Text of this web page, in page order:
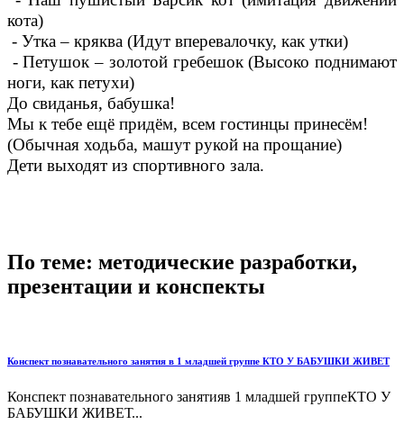
кота)
- Утка – кряква (Идут вперевалочку, как утки)
- Петушок – золотой гребешок (Высоко поднимают
ноги, как петухи)
До свиданья, бабушка!
Мы к тебе ещё придём, всем гостинцы принесём!
(Обычная ходьба, машут рукой на прощание)
Дети выходят из спортивного зала.
По теме: методические разработки,
презентации и конспекты
Конспект познавательного занятия в 1 младшей группе КТО У БАБУШКИ ЖИВЕТ
Конспект познавательного занятияв 1 младшей группеКТО У
БАБУШКИ ЖИВЕТ...